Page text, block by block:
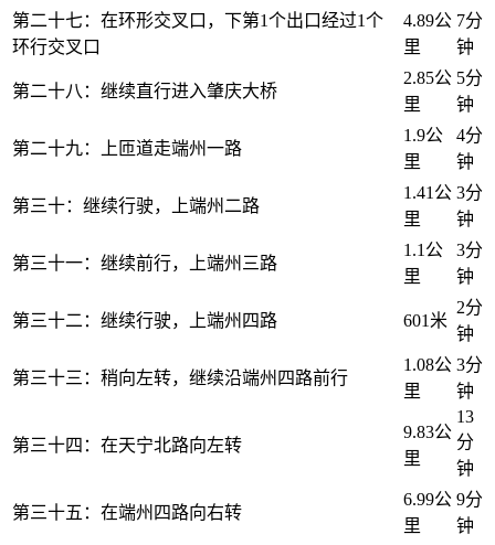
第二十七：在环形交叉口，下第1个出口经过1个
环行交叉口
4.89公
里
7分
钟
第二十八：继续直行进入肇庆大桥
2.85公
里
5分
钟
第二十九：上匝道走端州一路
1.9公
里
4分
钟
第三十：继续行驶，上端州二路
1.41公
里
3分
钟
第三十一：继续前行，上端州三路
1.1公
里
3分
钟
第三十二：继续行驶，上端州四路 601米
2分
钟
第三十三：稍向左转，继续沿端州四路前行
1.08公
里
3分
钟
第三十四：在天宁北路向左转
9.83公
里
13
分
钟
第三十五：在端州四路向右转
6.99公
里
9分
钟